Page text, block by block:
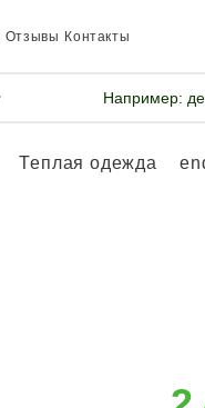
Отзывы Контакты
Например:
Теплая одежда